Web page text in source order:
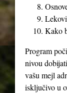
Kako
Program
nivou
vašu mejl
isključivo u